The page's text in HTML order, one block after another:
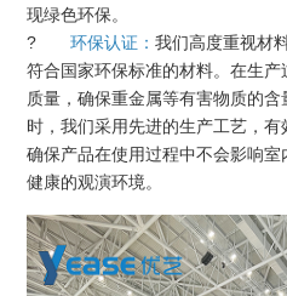
现绿色环保。
?
环保认证：我们高度重视材
符合国家环保标准的材料。在生
质量，确保重金属等有害物质的
时，我们采用先进的生产工艺，有
确保产品在使用过程中不会影响
健康的观演环境。